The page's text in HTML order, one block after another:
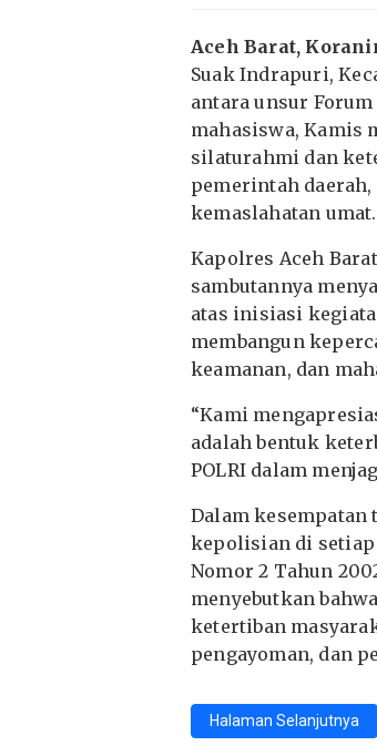
Aceh Barat,
Suak Indrapuri,
antara unsur
mahasiswa, Kamis
silaturahmi dan
pemerintah
kemaslahatan umat.
Kapolres Aceh
sambutannya
atas inisiasi
membangun
keamanan, dan
“Kami
adalah bentuk
POLRI dalam
Dalam kesempatan
kepolisian di setiap
Nomor 2 Tahun
menyebutkan
ketertiban
pengayoman, dan
Halaman Selanjutnya